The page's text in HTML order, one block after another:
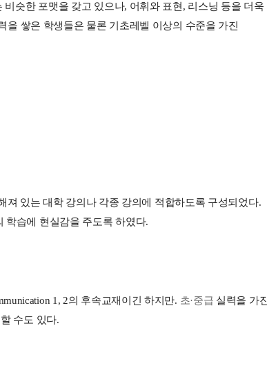
비슷한 포맷을 갖고 있으나, 어휘와 표현 , 리스닝 등을 더욱
을 쌓은 학생들은 물론 기초레벨 이상의 수준을 가진
져 있는 대학 강의나 각종 강의에 적합하도록 구성되었다.
학습에 현실감을 주도록 하였다.
1, 2의 후속교재이긴 하지만. 초·중급 실력을 가진
수도 있다.